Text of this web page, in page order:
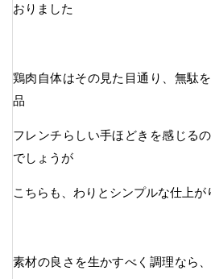
おりました
鶏肉自体はその見た目通り、無駄
品
フレンチらしい手ほどきを感じる
でしょうが
こちらも、わりとシンプルな仕上が
素材の良さを生かすべく調理なら